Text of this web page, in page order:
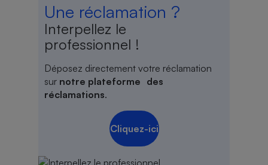
Une réclamation ?
Interpellez le
professionnel !
Déposez directement votre réclamation
sur notre plateforme des
réclamations.
Cliquez-ici